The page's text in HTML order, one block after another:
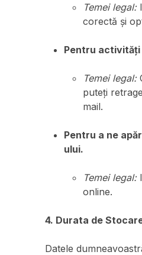
Temei legal:
corectă și
Pentru
Temei legal:
puteți
mail.
Pentru a ne
ului.
Temei legal:
online.
4. Durata de
Datele